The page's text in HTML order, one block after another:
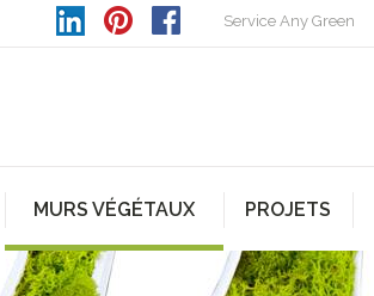
Service Any Green
MURS VÉGÉTAUX PROJETS